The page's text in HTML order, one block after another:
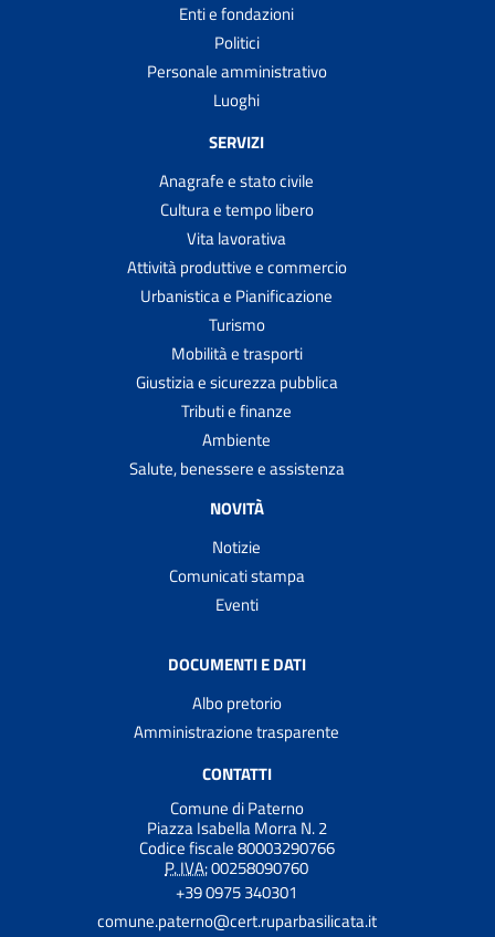
Enti e fondazioni
Politici
Personale amministrativo
Luoghi
SERVIZI
Anagrafe e stato civile
Cultura e tempo libero
Vita lavorativa
Attività produttive e commercio
Urbanistica e Pianificazione
Turismo
Mobilità e trasporti
Giustizia e sicurezza pubblica
Tributi e finanze
Ambiente
Salute, benessere e assistenza
NOVITÀ
Notizie
Comunicati stampa
Eventi
DOCUMENTI E DATI
Albo pretorio
Amministrazione trasparente
CONTATTI
Comune di Paterno
Piazza Isabella Morra N. 2
Codice fiscale 80003290766
P. IVA:00258090760
+39 0975 340301
comune.paterno@cert.ruparbasilicata.it